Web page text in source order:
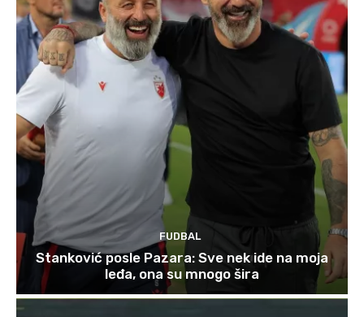
FUDBAL
Stanković posle Pazara: Sve nek ide na moja
leđa, ona su mnogo šira